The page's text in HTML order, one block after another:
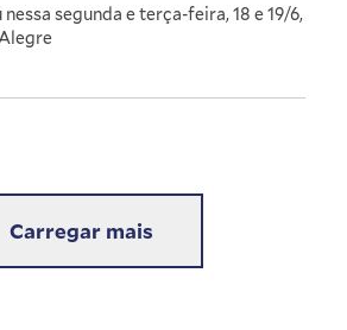
nessa segunda e terça-feira, 18 e 19/6,
Carregar mais